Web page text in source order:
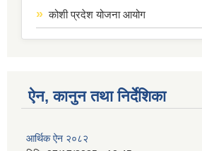
कोशी प्रदेश योजना आयोग
ऐन, कानुन तथा निर्देशिका
आर्थिक ऐन २०८२